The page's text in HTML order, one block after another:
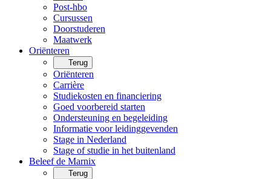
Post-hbo
Cursussen
Doorstuderen
Maatwerk
Oriënteren
Terug
Oriënteren
Carrière
Studiekosten en financiering
Goed voorbereid starten
Ondersteuning en begeleiding
Informatie voor leidinggevenden
Stage in Nederland
Stage of studie in het buitenland
Beleef de Marnix
Terug